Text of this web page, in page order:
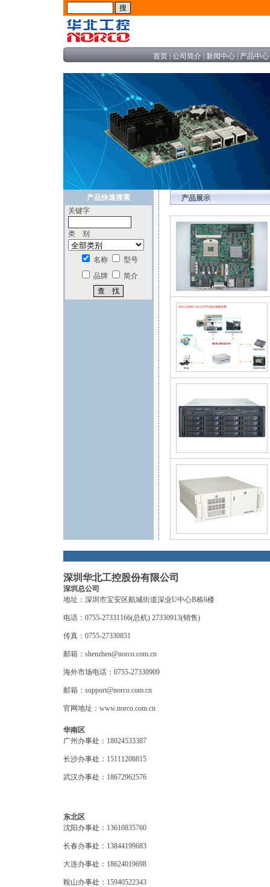
首页 公司简介 新闻中心 产品中心
产品快速搜索
关键字
类 别
名称
型号
品牌
简介
产品展示
深圳华北工控股份有限公司
深圳总公司
地址：深圳市宝安区航城街道深业U中心B栋6楼
电话：0755-27331166(总机) 27330913(销售)
传真：0755-27330851
邮箱：shenzhen@norco.com.cn
海外市场电话：0755-27330909
邮箱：support@norco.com.cn
官网地址： www.norco.com.cn
华南区
广州办事处：18024533387
长沙办事处：15111208815
武汉办事处：18672962576
东北区
沈阳办事处：13610835760
长春办事处：13844199683
大连办事处：18624019698
鞍山办事处：15940522343